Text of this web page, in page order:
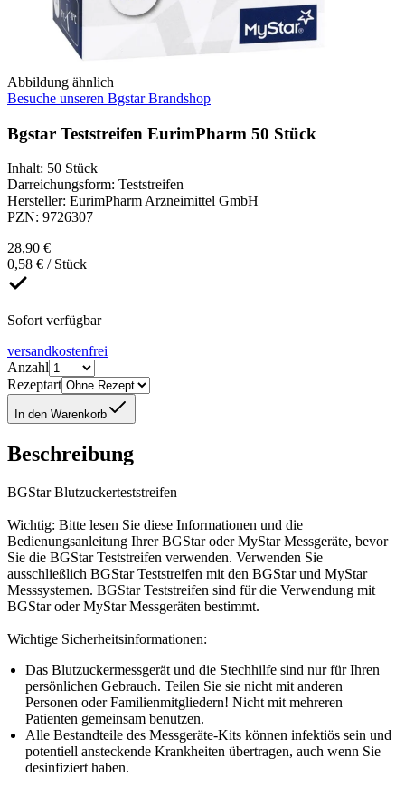
Abbildung ähnlich
Besuche unseren Bgstar Brandshop
Bgstar Teststreifen EurimPharm 50 Stück
Inhalt: 50 Stück
Darreichungsform: Teststreifen
Hersteller: EurimPharm Arzneimittel GmbH
PZN: 9726307
28,90 €
0,58 € / Stück
Sofort verfügbar
versandkostenfrei
Anzahl
Rezeptart
In den Warenkorb
Beschreibung
BGStar Blutzuckerteststreifen
Wichtig: Bitte lesen Sie diese Informationen und die
Bedienungsanleitung Ihrer BGStar oder MyStar Messgeräte, bevor
Sie die BGStar Teststreifen verwenden. Verwenden Sie
ausschließlich BGStar Teststreifen mit den BGStar und MyStar
Messsystemen. BGStar Teststreifen sind für die Verwendung mit
BGStar oder MyStar Messgeräten bestimmt.
Wichtige Sicherheitsinformationen:
Das Blutzuckermessgerät und die Stechhilfe sind nur für Ihren
persönlichen Gebrauch. Teilen Sie sie nicht mit anderen
Personen oder Familienmitgliedern! Nicht mit mehreren
Patienten gemeinsam benutzen.
Alle Bestandteile des Messgeräte-Kits können infektiös sein und
potentiell ansteckende Krankheiten übertragen, auch wenn Sie
desinfiziert haben.